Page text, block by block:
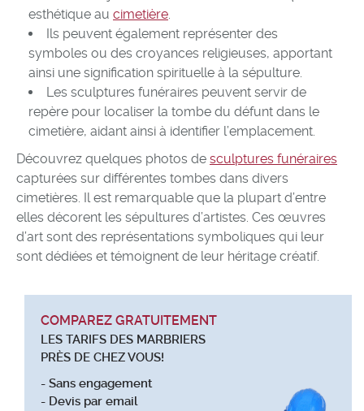
esthétique au cimetière.
Ils peuvent également représenter des
symboles ou des croyances religieuses, apportant
ainsi une signification spirituelle à la sépulture.
Les sculptures funéraires peuvent servir de
repère pour localiser la tombe du défunt dans le
cimetière, aidant ainsi à identifier l’emplacement.
Découvrez quelques photos de sculptures funéraires
capturées sur différentes tombes dans divers
cimetières. Il est remarquable que la plupart d’entre
elles décorent les sépultures d’artistes. Ces œuvres
d’art sont des représentations symboliques qui leur
sont dédiées et témoignent de leur héritage créatif.
COMPAREZ GRATUITEMENT
LES TARIFS DES MARBRIERS
PRÈS DE CHEZ VOUS!
- Sans engagement
- Devis par email